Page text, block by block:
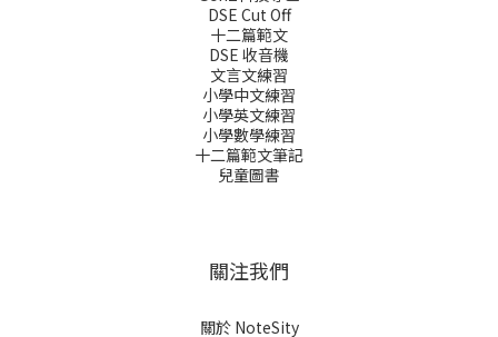
DSE Cut Off
十二篇範文
DSE 收音機
文言文練習
小學中文練習
小學英文練習
小學數學練習
十二篇範文筆記
兒童圖書
關注我們
關於 NoteSity